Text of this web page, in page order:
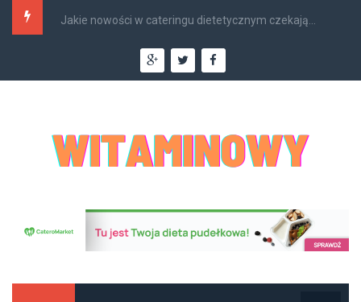
Jakie nowości w cateringu dietetycznym czekają...